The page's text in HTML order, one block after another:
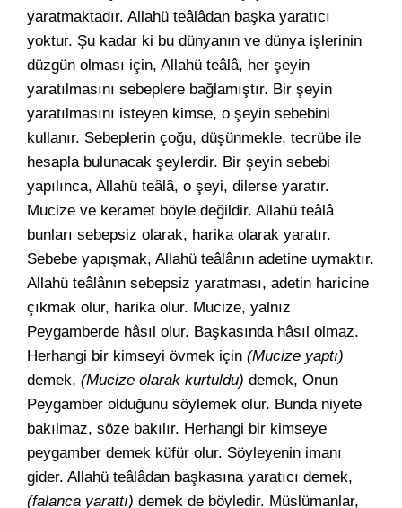
yaratmaktadır. Allahü teâlâdan başka yaratıcı
yoktur. Şu kadar ki bu dünyanın ve dünya işlerinin
düzgün olması için, Allahü teâlâ, her şeyin
yaratılmasını sebeplere bağlamıştır. Bir şeyin
yaratılmasını isteyen kimse, o şeyin sebebini
kullanır. Sebeplerin çoğu, düşünmekle, tecrübe ile
hesapla bulunacak şeylerdir. Bir şeyin sebebi
yapılınca, Allahü teâlâ, o şeyi, dilerse yaratır.
Mucize ve keramet böyle değildir. Allahü teâlâ
bunları sebepsiz olarak, harika olarak yaratır.
Sebebe yapışmak, Allahü teâlânın adetine uymaktır.
Allahü teâlânın sebepsiz yaratması, adetin haricine
çıkmak olur, harika olur. Mucize, yalnız
Peygamberde hâsıl olur. Başkasında hâsıl olmaz.
Herhangi bir kimseyi övmek için (Mucize yaptı)
demek, (Mucize olarak kurtuldu) demek, Onun
Peygamber olduğunu söylemek olur. Bunda niyete
bakılmaz, söze bakılır. Herhangi bir kimseye
peygamber demek küfür olur. Söyleyenin imanı
gider. Allahü teâlâdan başkasına yaratıcı demek,
(falanca yarattı) demek de böyledir. Müslümanlar,